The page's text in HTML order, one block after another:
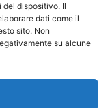
dispositivo. Il
dati come il
sito. Non
su alcune